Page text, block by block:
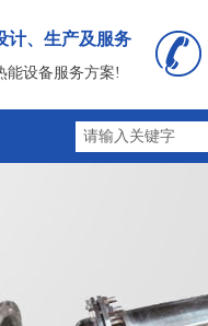
能设备服务方案!
计、生产及服务